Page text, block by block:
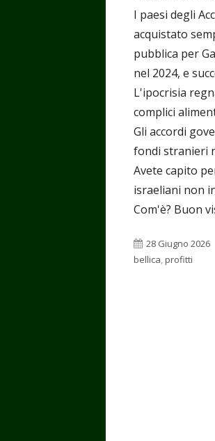
I paesi degli
acquistato
pubblica per
nel 2024, e
L'ipocrisia
complici
Gli accordi
fondi stranieri
Avete capito
israeliani non
Com'è? Buon
Pubblicato
28 Giugno 2026
bellica,profitti